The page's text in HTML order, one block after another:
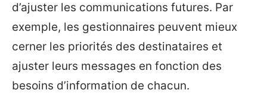
d’ajuster les communications futures. Par
exemple, les gestionnaires peuvent mieux
cerner les priorités des destinataires et
ajuster leurs messages en fonction des
besoins d’information de chacun.